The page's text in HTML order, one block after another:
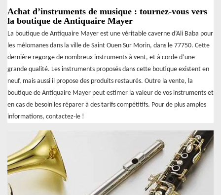
Achat d’instruments de musique : tournez-vous vers
la boutique de Antiquaire Mayer
La boutique de Antiquaire Mayer est une véritable caverne d’Ali Baba pour
les mélomanes dans la ville de Saint Ouen Sur Morin, dans le 77750. Cette
dernière regorge de nombreux instruments à vent, et à corde d’une
grande qualité. Les instruments proposés dans cette boutique existent en
neuf, mais aussi il propose des produits restaurés. Outre la vente, la
boutique de Antiquaire Mayer peut estimer la valeur de vos instruments et
en cas de besoin les réparer à des tarifs compétitifs. Pour de plus amples
informations, contactez-le !